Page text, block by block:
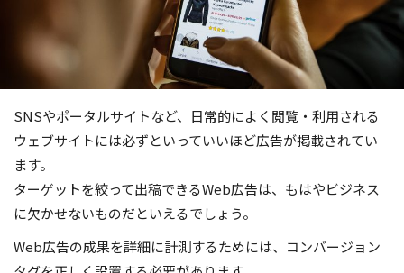
SNSやポータルサイトなど、日常的によく閲覧・利用される
ウェブサイトには必ずといっていいほど広告が掲載されてい
ます。
ターゲットを絞って出稿できるWeb広告は、もはやビジネス
に欠かせないものだといえるでしょう。
Web広告の成果を詳細に計測するためには、コンバージョン